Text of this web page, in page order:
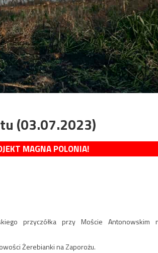
(03.07.2023)
MAGNA POLONIA!
przyczółka przy Moście Antonowskim
Żerebianki na Zaporożu.